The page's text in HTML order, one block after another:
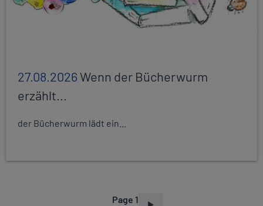
27.08.2026Wenn der Bücherwurm
erzählt...
der Bücherwurm lädt ein...
Page 1